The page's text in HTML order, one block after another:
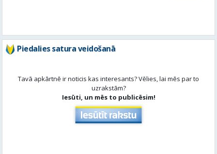
Piedalies satura veidošanā
Tavā apkārtnē ir noticis kas interesants? Vēlies, lai mēs par to
uzrakstām?
Iesūti, un mēs to publicēsim!